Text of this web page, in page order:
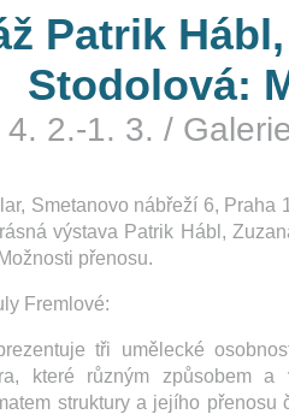
Patrik
Stodolová:
4. 2.-1. 3. /
Smetanovo nábřeží 6, Praha
výstava Patrik Hábl,
přenosu.
Fremlové:
tři umělecké
které různým způsobem a
struktury a jejího přenosu